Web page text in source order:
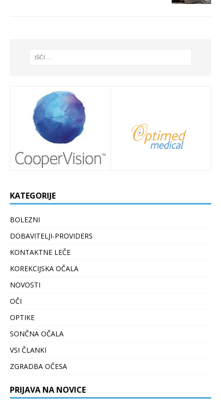
KATEGORIJE
BOLEZNI
DOBAVITELJI-PROVIDERS
KONTAKTNE LEČE
KOREKCIJSKA OČALA
NOVOSTI
OČI
OPTIKE
SONČNA OČALA
VSI ČLANKI
ZGRADBA OČESA
PRIJAVA NA NOVICE